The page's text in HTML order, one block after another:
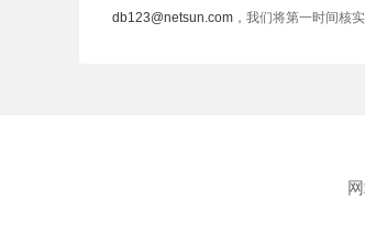
db123@netsun.com ，我们将第一时间核实